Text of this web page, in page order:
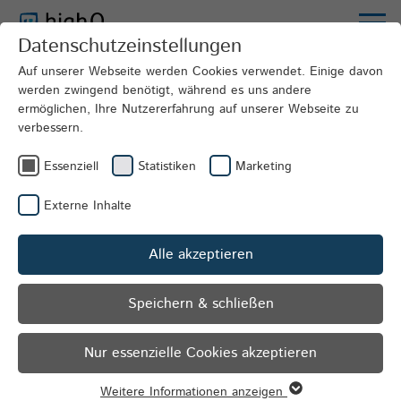
Mobility solutions On-demand-traffic
Datenschutzeinstellungen
Auf unserer Webseite werden Cookies verwendet. Einige davon
werden zwingend benötigt, während es uns andere
ermöglichen, Ihre Nutzererfahrung auf unserer Webseite zu
verbessern.
Essenziell Statistiken Marketing
Externe Inhalte
Alle akzeptieren
Speichern & schließen
Nur essenzielle Cookies akzeptieren
Weitere Informationen anzeigen